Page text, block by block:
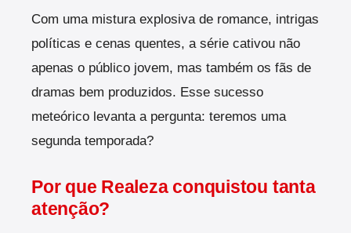
Com uma mistura explosiva de romance, intrigas
políticas e cenas quentes, a série cativou não
apenas o público jovem, mas também os fãs de
dramas bem produzidos. Esse sucesso
meteórico levanta a pergunta: teremos uma
segunda temporada?
Por que Realeza conquistou tanta
atenção?